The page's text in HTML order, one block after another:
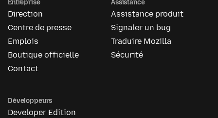
Entreprise
Direction
Centre de presse
Emplois
Boutique officielle
Contact
Assistance
Assistance produit
Signaler un bug
Traduire Mozilla
Sécurité
Développeurs
Developer Edition